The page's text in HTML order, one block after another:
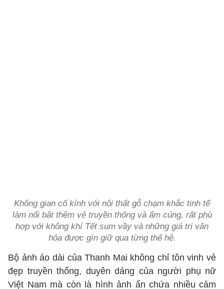
Không gian cổ kính với nội thất gỗ chạm khắc tinh tế
làm nổi bật thêm vẻ truyền thống và ấm cúng, rất phù
hợp với không khí Tết sum vầy và những giá trị văn
hóa được gìn giữ qua từng thế hệ.
Bộ ảnh áo dài của Thanh Mai không chỉ tôn vinh vẻ
đẹp truyền thống, duyên dáng của người phụ nữ
Việt Nam mà còn là hình ảnh ẩn chứa nhiều cảm